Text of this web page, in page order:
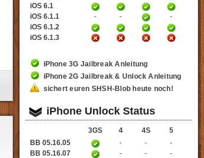
iOS 6.1
iOS 6.1.1
- -
-
iOS 6.1.2
iOS 6.1.3
iPhone 3G Jailbreak Anleitung
iPhone 2G Jailbreak & Unlock Anleitung
sichert euren SHSH-Blob heute noch!
iPhone Unlock Status
3GS 4 4S
5
BB 05.16.05
- -
-
BB 05.16.07
- -
-